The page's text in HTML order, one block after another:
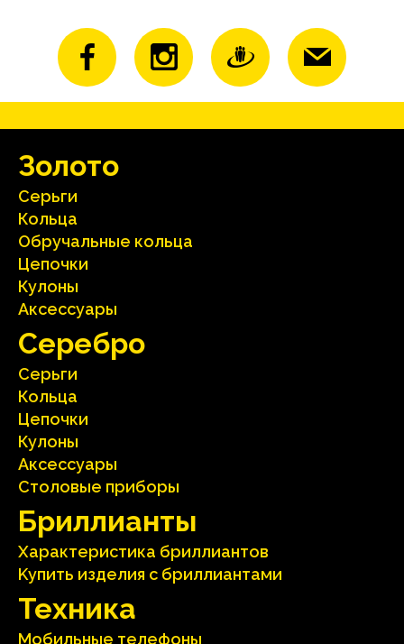
Зoлoтo
Серьги
Кольца
Oбручальные кольца
Цепочки
Кулоны
Аксесcуары
Серебрo
Серьги
Кольца
Цепочки
Кулоны
Аксесcуары
Столовые приборы
Бриллианты
Характеристика бриллиантoв
Kупить изделия c бриллиантами
Техника
Мобильные телефоны